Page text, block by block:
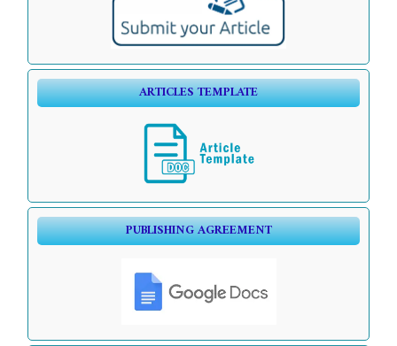
ARTICLES TEMPLATE
PUBLISHING AGREEMENT